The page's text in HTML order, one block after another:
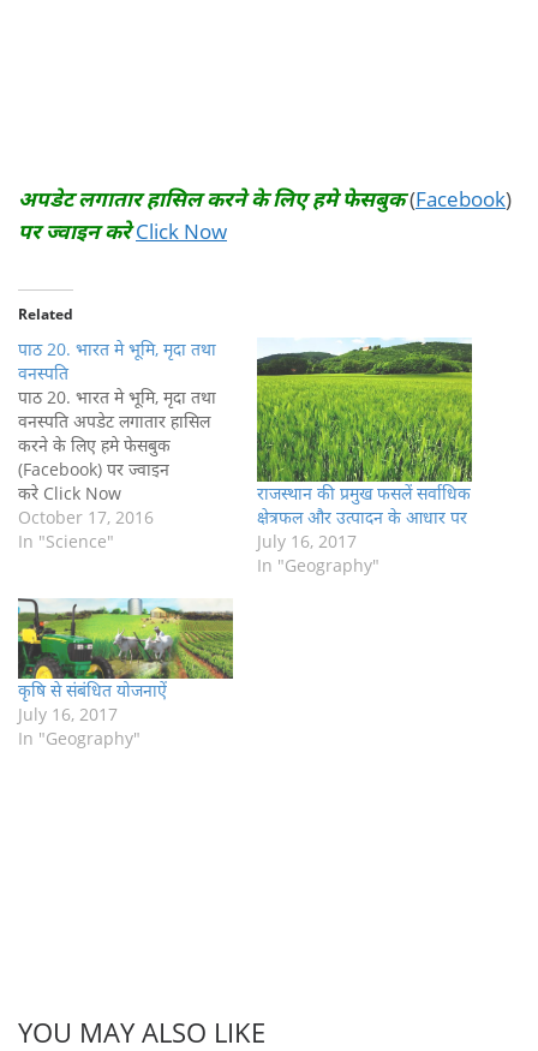
अपडेट लगातार हासिल करने के लिए हमे फेसबुक(Facebook)
पर ज्वाइन करे Click Now
Related
पाठ 20. भारत मे भूमि, मृदा तथा
वनस्पति
पाठ 20. भारत मे भूमि, मृदा तथा
वनस्पति अपडेट लगातार हासिल
करने के लिए हमे फेसबुक
(Facebook) पर ज्वाइन
करे Click Now
October 17, 2016
In "Science"
राजस्थान की प्रमुख फसलें सर्वाधिक
क्षेत्रफल और उत्पादन के आधार पर
July 16, 2017
In "Geography"
कृषि से संबंधित योजनाऐं
July 16, 2017
In "Geography"
YOU MAY ALSO LIKE